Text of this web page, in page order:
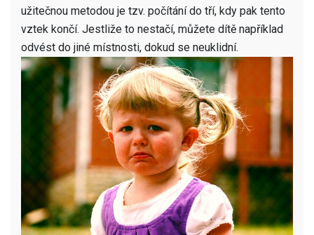
užitečnou metodou je tzv. počítání do tří, kdy pak tento
vztek končí. Jestliže to nestačí, můžete dítě například
odvést do jiné místnosti, dokud se neuklidní.